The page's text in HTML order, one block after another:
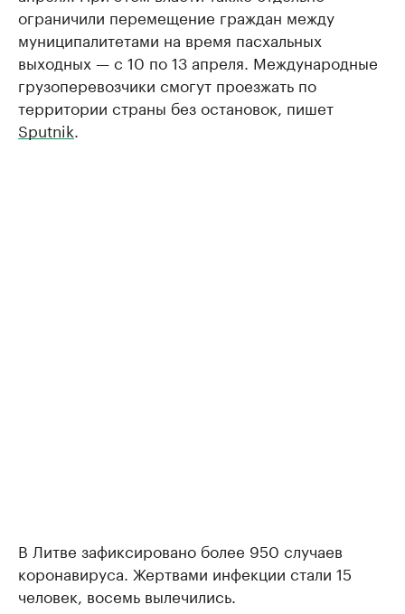
ограничили перемещение граждан между
муниципалитетами на время пасхальных
выходных — с 10 по 13 апреля. Международные
грузоперевозчики смогут проезжать по
территории страны без остановок, пишет
Sputnik.
В Литве зафиксировано более 950 случаев
коронавируса. Жертвами инфекции стали 15
человек, восемь вылечились.